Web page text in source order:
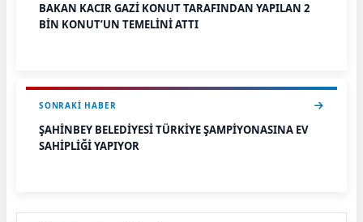
BAKAN KACIR GAZİ KONUT TARAFINDAN YAPILAN 2
BİN KONUT’UN TEMELİNİ ATTI
SONRAKI HABER
ŞAHİNBEY BELEDİYESİ TÜRKİYE ŞAMPİYONASINA EV
SAHİPLİĞİ YAPIYOR